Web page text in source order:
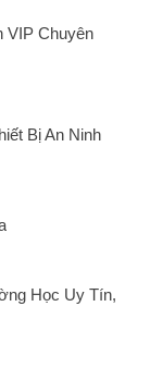
VIP Chuyên
Bị An Ninh
Học Uy Tín,